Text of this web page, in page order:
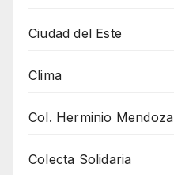
Ciudad del Este
Clima
Col. Herminio Mendoza
Colecta Solidaria